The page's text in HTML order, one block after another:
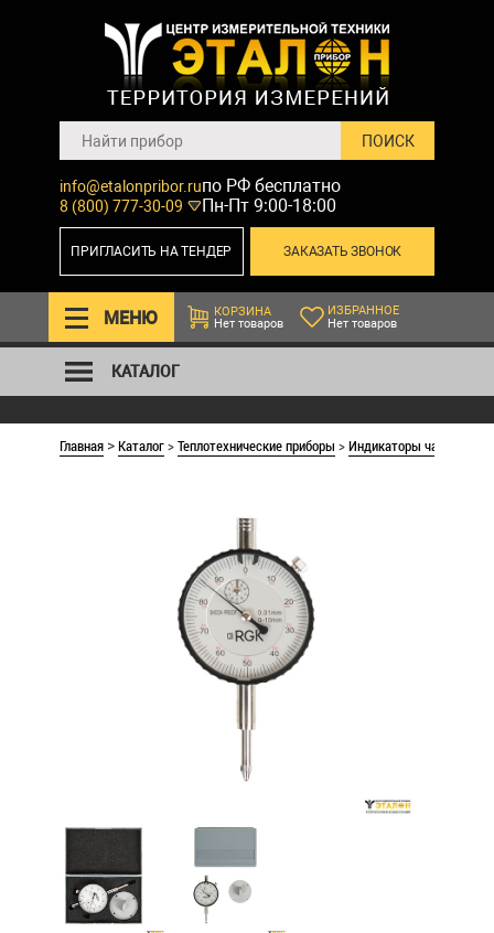
info@etalonpribor.ru
8 (800) 777-30-09
по РФ бесплатно
Пн-Пт 9:00-18:00
ЗАКАЗАТЬ ЗВОНОК
ПРИГЛАСИТЬ НА ТЕНДЕР
МЕНЮ
КОРЗИНА
Нет товаров
ИЗБРАННОЕ
Нет товаров
КАТАЛОГ
Главная >Каталог>Теплотехнические приборы >Индикаторы часового